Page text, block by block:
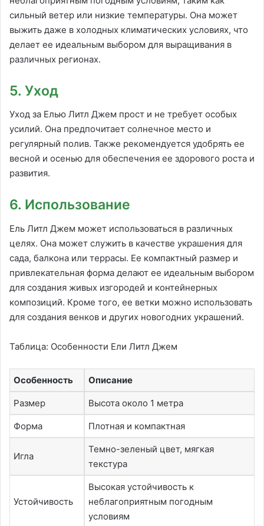
сильный ветер или низкие температуры. Она может
выжить даже в холодных климатических условиях, что
делает ее идеальным выбором для выращивания в
различных регионах.
5. Уход
Уход за Елью Литл Джем прост и не требует особых
усилий. Она предпочитает солнечное место и
регулярный полив. Также рекомендуется удобрять ее
весной и осенью для обеспечения ее здорового роста и
развития.
6. Использование
Ель Литл Джем может использоваться в различных
целях. Она может служить в качестве украшения для
сада, балкона или террасы. Ее компактный размер и
привлекательная форма делают ее идеальным выбором
для создания живых изгородей и контейнерных
композиций. Кроме того, ее ветки можно использовать
для создания венков и других новогодних украшений.
Таблица: Особенности Ели Литл Джем
Особенность Описание
Размер Высота около 1 метра
Форма Плотная и компактная
Игла
Темно-зеленый цвет, мягкая
текстура
Устойчивость
Высокая устойчивость к
неблагоприятным погодным
условиям